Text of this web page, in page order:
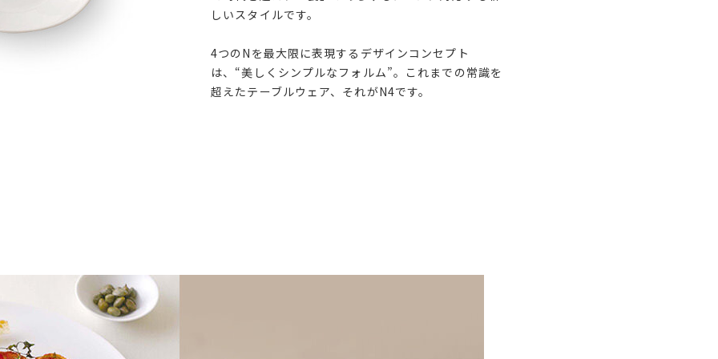
しいスタイルです。
4つのNを最大限に表現するデザインコンセプト
は、“美しくシンプルなフォルム”。これまでの常識を
超えたテーブルウェア、それがN4です。